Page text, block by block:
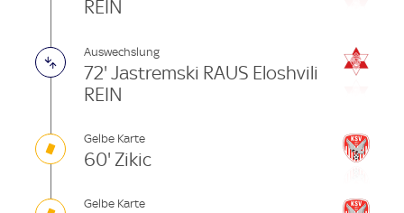
REIN
Auswechslung
72' Jastremski RAUS Eloshvili
REIN
Gelbe Karte
60' Zikic
Gelbe Karte